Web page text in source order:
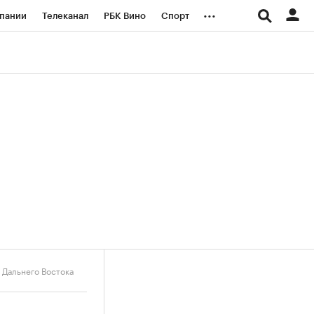
Телеканал РБК Вино Спорт ...
Востока